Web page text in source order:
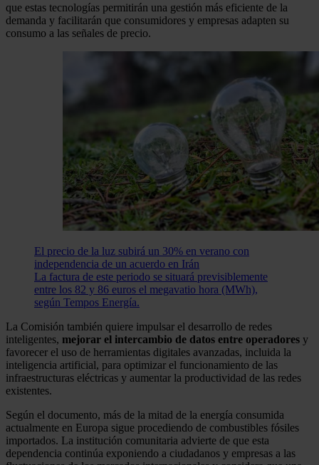
que estas tecnologías permitirán una gestión más eficiente de la
demanda y facilitarán que consumidores y empresas adapten su
consumo a las señales de precio.
El precio de la luz subirá un 30% en verano con
independencia de un acuerdo en Irán
La factura de este periodo se situará previsiblemente
entre los 82 y 86 euros el megavatio hora (MWh),
según Tempos Energía.
La Comisión también quiere impulsar el desarrollo de redes
inteligentes, mejorar el intercambio de datos entre operadores y
favorecer el uso de herramientas digitales avanzadas, incluida la
inteligencia artificial, para optimizar el funcionamiento de las
infraestructuras eléctricas y aumentar la productividad de las redes
existentes.
Según el documento, más de la mitad de la energía consumida
actualmente en Europa sigue procediendo de combustibles fósiles
importados. La institución comunitaria advierte de que esta
dependencia continúa exponiendo a ciudadanos y empresas a las